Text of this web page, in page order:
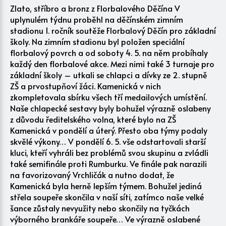
Zlato, stříbro a bronz z Florbalového Děčína V
uplynulém týdnu proběhl na děčínském zimním
stadionu 1. ročník soutěže Florbalový Děčín pro základní
školy. Na zimním stadionu byl položen speciální
florbalový povrch a od soboty 4. 5. na něm probíhaly
každý den florbalové akce. Mezi nimi také 3 turnaje pro
základní školy – utkali se chlapci a dívky ze 2. stupně
ZŠ a prvostupňoví žáci. Kamenická v nich
zkompletovala sbírku všech tří medailových umístění.
Naše chlapecké sestavy byly bohužel výrazně oslabeny
z důvodu ředitelského volna, které bylo na ZŠ
Kamenická v pondělí a úterý. Přesto oba týmy podaly
skvělé výkony… V pondělí 6. 5. vše odstartovali starší
kluci, kteří vyhráli bez problémů svou skupinu a zvládli
také semifinále proti Rumburku. Ve finále pak narazili
na favorizovaný Vrchličák a nutno dodat, že
Kamenická byla herně lepším týmem. Bohužel jediná
střela soupeře skončila v naší síti, zatímco naše velké
šance zůstaly nevyužity nebo skončily na tyčkách
výborného brankáře soupeře… Ve výrazně oslabené